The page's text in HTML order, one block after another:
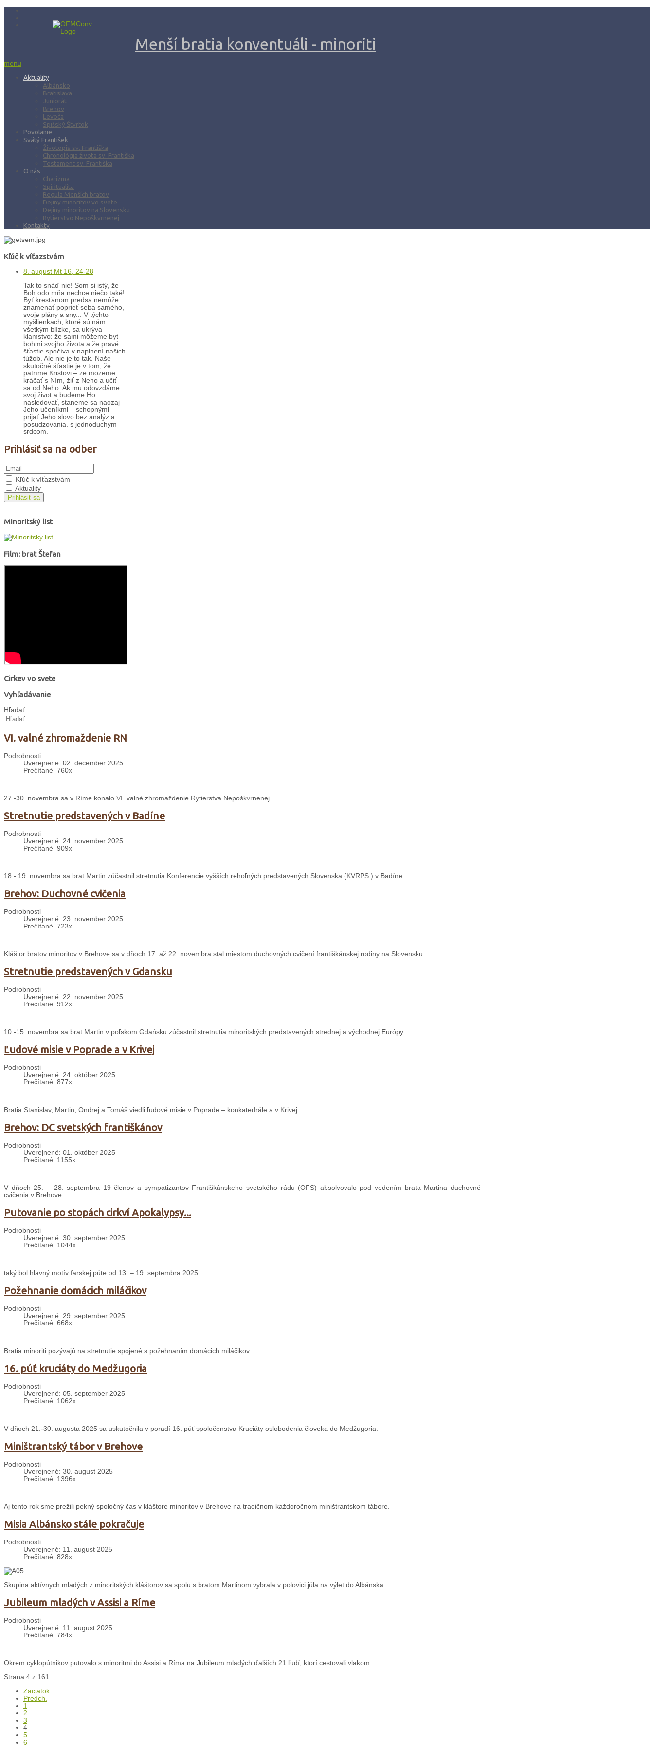
Menší bratia konventuáli - minoriti
menu
Aktuality
Albánsko
Bratislava
Juniorát
Brehov
Levoča
Spišský Štvrtok
Povolanie
Svätý František
Životopis sv. Františka
Chronológia života sv. Františka
Testament sv. Františka
O nás
Charizma
Spiritualita
Regula Menších bratov
Dejiny minoritov vo svete
Dejiny minoritov na Slovensku
Rytierstvo Nepoškvrnenej
Kontakty
Kľúč k víťazstvám
8. august Mt 16, 24-28
Tak to snáď nie! Som si istý, že
Boh odo mňa nechce niečo také!
Byť kresťanom predsa nemôže
znamenať poprieť seba samého,
svoje plány a sny... V týchto
myšlienkach, ktoré sú nám
všetkým blízke, sa ukrýva
klamstvo: že sami môžeme byť
bohmi svojho života a že pravé
šťastie spočíva v naplnení našich
túžob. Ale nie je to tak. Naše
skutočné šťastie je v tom, že
patríme Kristovi – že môžeme
kráčať s Ním, žiť z Neho a učiť
sa od Neho. Ak mu odovzdáme
svoj život a budeme Ho
nasledovať, staneme sa naozaj
Jeho učeníkmi – schopnými
prijať Jeho slovo bez analýz a
posudzovania, s jednoduchým
srdcom.
Prihlásiť sa na odber
Kľúč k víťazstvám
Aktuality
Prihlásiť sa
Minoritský list
Film: brat Štefan
Cirkev vo svete
Vyhľadávanie
Hľadať...
VI. valné zhromaždenie RN
Podrobnosti
Uverejnené: 02. december 2025
Prečítané: 760x
27.-30. novembra sa v Ríme konalo VI. valné zhromaždenie Rytierstva Nepoškvrnenej.
Stretnutie predstavených v Badíne
Podrobnosti
Uverejnené: 24. november 2025
Prečítané: 909x
18.- 19. novembra sa brat Martin zúčastnil stretnutia Konferencie vyšších rehoľných predstavených Slovenska (KVRPS ) v Badíne.
Brehov: Duchovné cvičenia
Podrobnosti
Uverejnené: 23. november 2025
Prečítané: 723x
Kláštor bratov minoritov v Brehove sa v dňoch 17. až 22. novembra stal miestom duchovných cvičení františkánskej rodiny na Slovensku.
Stretnutie predstavených v Gdansku
Podrobnosti
Uverejnené: 22. november 2025
Prečítané: 912x
10.-15. novembra sa brat Martin v poľskom Gdańsku zúčastnil stretnutia minoritských predstavených strednej a východnej Európy.
Ľudové misie v Poprade a v Krivej
Podrobnosti
Uverejnené: 24. október 2025
Prečítané: 877x
Bratia Stanislav, Martin, Ondrej a Tomáš viedli ľudové misie v Poprade – konkatedrále a v Krivej.
Brehov: DC svetských františkánov
Podrobnosti
Uverejnené: 01. október 2025
Prečítané: 1155x
V dňoch 25. – 28. septembra 19 členov a sympatizantov Františkánskeho svetského rádu (OFS) absolvovalo pod vedením brata Martina duchovné
cvičenia v Brehove.
Putovanie po stopách cirkví Apokalypsy...
Podrobnosti
Uverejnené: 30. september 2025
Prečítané: 1044x
taký bol hlavný motív farskej púte od 13. – 19. septembra 2025.
Požehnanie domácich miláčikov
Podrobnosti
Uverejnené: 29. september 2025
Prečítané: 668x
Bratia minoriti pozývajú na stretnutie spojené s požehnaním domácich miláčikov.
16. púť kruciáty do Medžugoria
Podrobnosti
Uverejnené: 05. september 2025
Prečítané: 1062x
V dňoch 21.-30. augusta 2025 sa uskutočnila v poradí 16. púť spoločenstva Kruciáty oslobodenia človeka do Medžugoria.
Miništrantský tábor v Brehove
Podrobnosti
Uverejnené: 30. august 2025
Prečítané: 1396x
Aj tento rok sme prežili pekný spoločný čas v kláštore minoritov v Brehove na tradičnom každoročnom miništrantskom tábore.
Misia Albánsko stále pokračuje
Podrobnosti
Uverejnené: 11. august 2025
Prečítané: 828x
Skupina aktívnych mladých z minoritských kláštorov sa spolu s bratom Martinom vybrala v polovici júla na výlet do Albánska.
Jubileum mladých v Assisi a Ríme
Podrobnosti
Uverejnené: 11. august 2025
Prečítané: 784x
Okrem cyklopútnikov putovalo s minoritmi do Assisi a Ríma na Jubileum mladých ďalších 21 ľudí, ktorí cestovali vlakom.
Strana 4 z 161
Začiatok
Predch.
1
2
3
4
5
6